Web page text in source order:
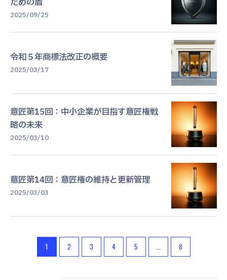
2025/09/25
令和５年商標法改正の概要
2025/03/17
意匠第15回：中小企業が目指す意匠権戦
略の未来
2025/03/10
意匠第14回：意匠権の維持と更新管理
2025/03/03
1 2 3 4 5 ... 8